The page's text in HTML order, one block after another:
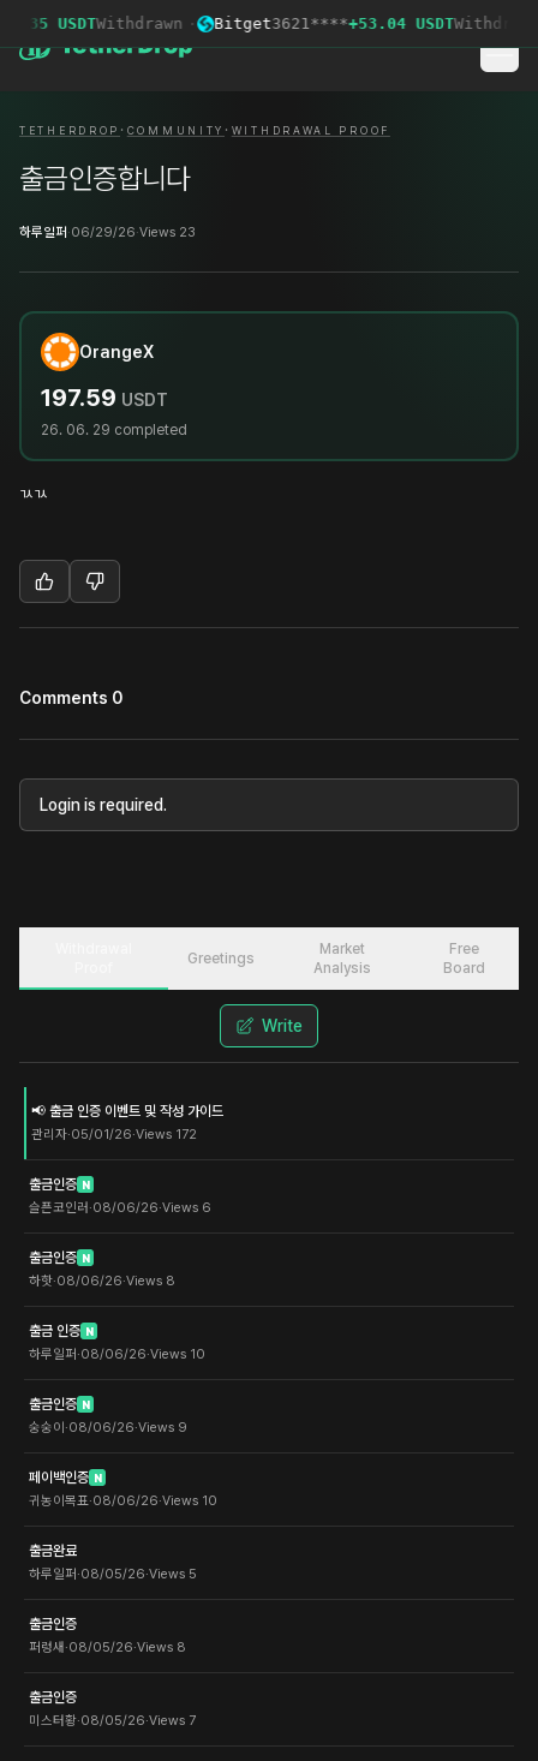
USDTWithdrawn · Bitget3621****+53.04 USDTWithdrawn
TETHERDROP · COMMUNITY · WITHDRAWAL PROOF
출금인증합니다
하루일퍼·06/29/26·Views 23
OrangeX
197.59 USDT
26. 06. 29 completed
ㄳㄳ
Comments 0
Login is required.
Greetings
Market
Analysis
Free
Board
Write
📢 출금 인증 이벤트 및 작성 가이드
관리자·05/01/26·Views 172
출금인증 N
슬픈코인러·08/06/26·Views 6
출금인증 N
하핫·08/06/26·Views 8
출금 인증 N
하루일퍼·08/06/26·Views 10
출금인증 N
숭숭이·08/06/26·Views 9
페이백인증 N
귀농이목표·08/06/26·Views 10
출금완료
하루일퍼·08/05/26·Views 5
출금인증
퍼렁새 ·08/05/26·Views 8
출금인증
미스터황·08/05/26·Views 7